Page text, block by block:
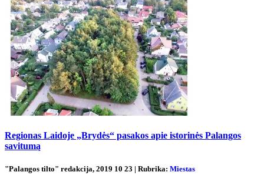
Regionas Laidoje „Brydės“ pasakos apie istorinės Palangos
savitumą
"Palangos tilto" redakcija, 2019 10 23 | Rubrika: Miestas